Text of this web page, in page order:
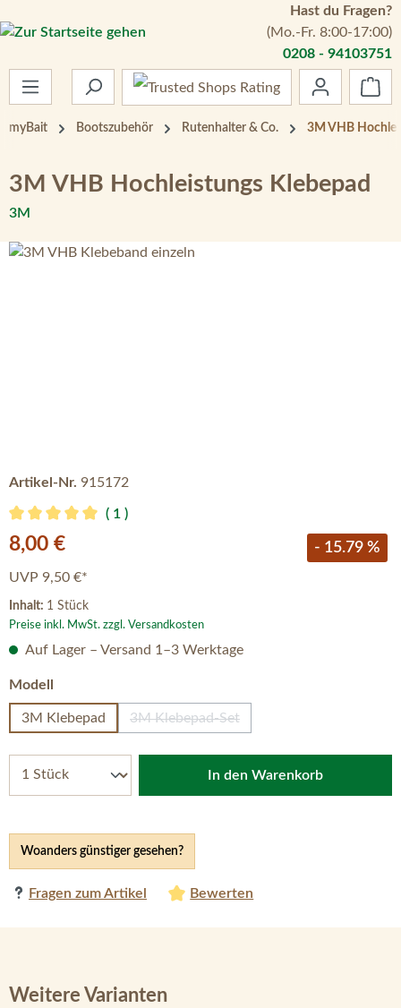
Zum Hauptinhalt springen
Hast du Fragen?
(Mo.-Fr. 8:00-17:00)
0208 - 94103751
myBait Bootszubehör Rutenhalter & Co. 3M VHB
3M VHB Hochleistungs Klebepad
3M
Bildergalerie überspringen
Artikel-Nr. 915172
Durchschnittliche Bewertung von 5 von 5 Sternen
1
Verkaufspreis:
8,00 € - 15.79 %
UVP 9,50 €*
Inhalt: 1 Stück
Preise inkl. MwSt. zzgl. Versandkosten
Woanders günstiger gesehen?
Fragen zum Artikel Bewerten
Auf Lager – Versand 1–3 Werktage
Modell
3M Klebepad 3M Klebepad-Set
(Diese Option ist zurzeit nicht
In den Warenkorb
Weitere Varianten